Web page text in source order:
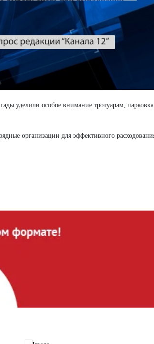
уделили особое внимание тротуарам,
организации для эффективного